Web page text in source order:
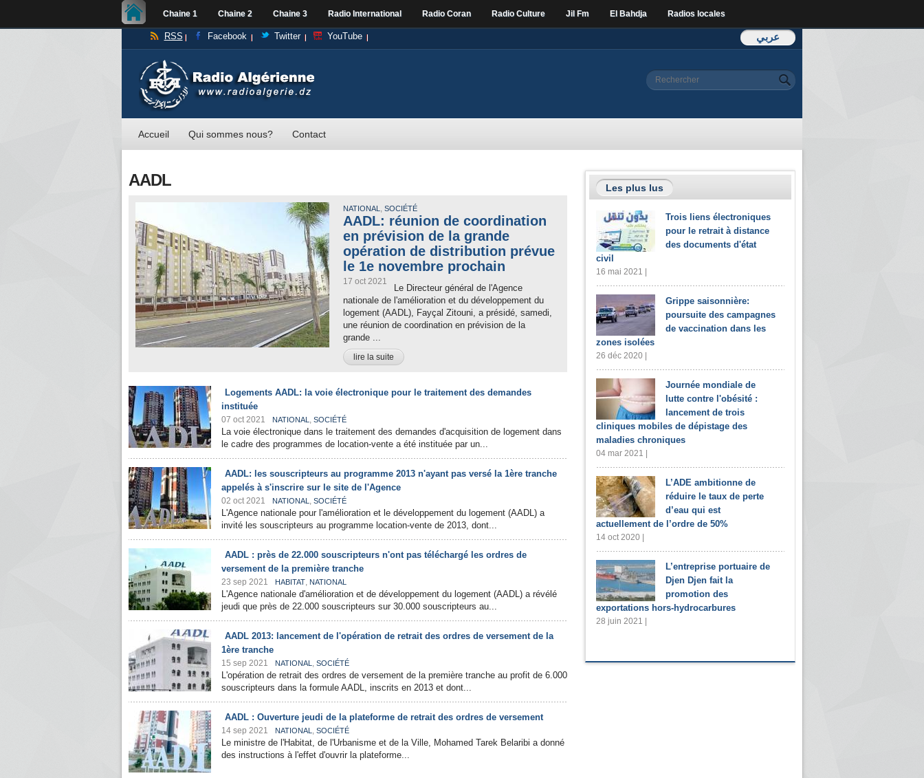
Chaine 1 Chaine 2 Chaine 3 Radio International Radio Coran Radio Culture Jil Fm El Bahdja Radios locales
عربي RSS Facebook Twitter YouTube
Formulaire de
Rechercher
Accueil Qui sommes nous? Contact
AADL
NATIONAL , SOCIÉTÉ
AADL: réunion de coordination
en prévision de la grande
opération de distribution prévue
le 1e novembre prochain
17 oct 2021
Le Directeur général de l'Agence
nationale de l'amélioration et du développement du
logement (AADL), Fayçal Zitouni, a présidé, samedi,
une réunion de coordination en prévision de la
grande ...
lire la suite
Logements AADL: la voie électronique pour le traitement des demandes
instituée
07 oct 2021 NATIONAL , SOCIÉTÉ
La voie électronique dans le traitement des demandes d'acquisition de logement dans
le cadre des programmes de location-vente a été instituée par un...
AADL: les souscripteurs au programme 2013 n'ayant pas versé la 1ère tranche
appelés à s'inscrire sur le site de l'Agence
02 oct 2021 NATIONAL , SOCIÉTÉ
L'Agence nationale pour l'amélioration et le développement du logement (AADL) a
invité les souscripteurs au programme location-vente de 2013, dont...
AADL : près de 22.000 souscripteurs n'ont pas téléchargé les ordres de
versement de la première tranche
23 sep 2021 HABITAT, NATIONAL
L'Agence nationale d'amélioration et de développement du logement (AADL) a révélé
jeudi que près de 22.000 souscripteurs sur 30.000 souscripteurs au...
AADL 2013: lancement de l'opération de retrait des ordres de versement de la
1ère tranche
15 sep 2021 NATIONAL , SOCIÉTÉ
L'opération de retrait des ordres de versement de la première tranche au profit de 6.000
souscripteurs dans la formule AADL, inscrits en 2013 et dont...
AADL : Ouverture jeudi de la plateforme de retrait des ordres de versement
14 sep 2021 NATIONAL , SOCIÉTÉ
Le ministre de l'Habitat, de l'Urbanisme et de la Ville, Mohamed Tarek Belaribi a donné
des instructions à l'effet d'ouvrir la plateforme...
Les plus lus
Trois liens électroniques
pour le retrait à distance
des documents d'état
civil
16 mai 2021 |
Grippe saisonnière:
poursuite des campagnes
de vaccination dans les
zones isolées
26 déc 2020 |
Journée mondiale de
lutte contre l'obésité :
lancement de trois
cliniques mobiles de dépistage des
maladies chroniques
04 mar 2021 |
L’ADE ambitionne de
réduire le taux de perte
d’eau qui est
actuellement de l’ordre de 50%
14 oct 2020 |
L’entreprise portuaire de
Djen Djen fait la
promotion des
exportations hors-hydrocarbures
28 juin 2021 |